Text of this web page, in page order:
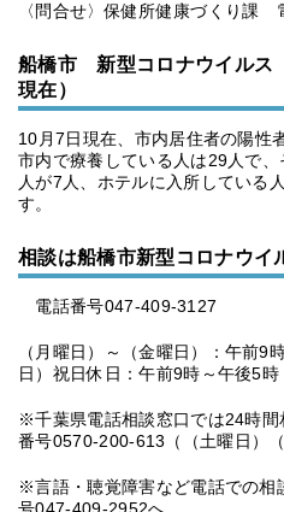
〈問合せ〉保健所健康づくり課
船橋市 新型コロナウイルス
現在）
10月7日現在、市内居住者の陽性
市内で療養している人は29人で
人が7人、ホテルに入所している
す。
相談は船橋市新型コロナウイ
電話番号047-409-3127
（月曜日）～（金曜日）：午前9
日）祝日休日：午前9時～午後5時
※千葉県電話相談窓口では24時
番号0570-200-613（（土曜日）
※言語・聴覚障害など電話での